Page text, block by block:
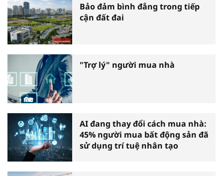
Bảo đảm bình đẳng trong tiếp
cận đất đai
"Trợ lý" người mua nhà
AI đang thay đổi cách mua nhà:
45% người mua bất động sản đã
sử dụng trí tuệ nhân tạo